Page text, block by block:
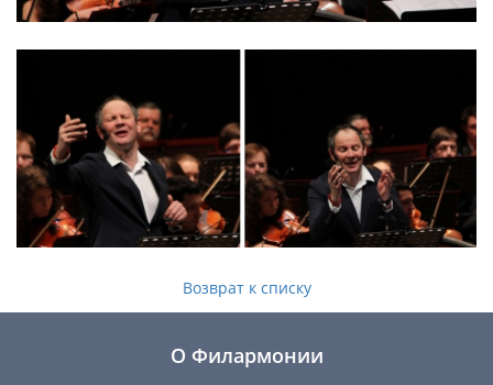
Возврат к списку
О Филармонии